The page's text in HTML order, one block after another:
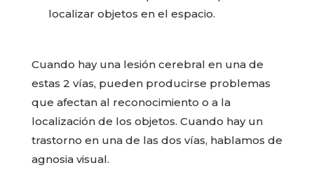
localizar objetos en el espacio.
Cuando hay una lesión cerebral en una de
estas 2 vías, pueden producirse problemas
que afectan al reconocimiento o a la
localización de los objetos. Cuando hay un
trastorno en una de las dos vías, hablamos de
agnosia visual.